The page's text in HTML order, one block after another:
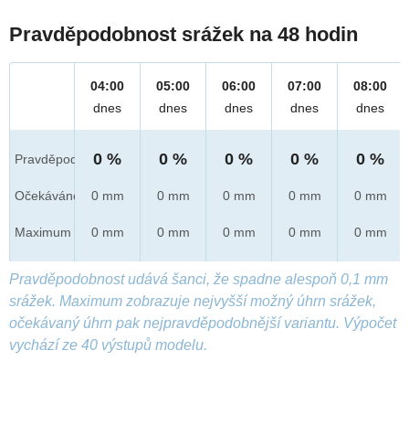
Pravděpodobnost srážek na 48 hodin
Pravděpod.
Očekáváno
Maximum
04:00
dnes
0 %
0 mm
0 mm
05:00
dnes
0 %
0 mm
0 mm
06:00
dnes
0 %
0 mm
0 mm
07:00
dnes
0 %
0 mm
0 mm
08:00
dnes
0 %
0 mm
0 mm
Pravděpodobnost udává šanci, že spadne alespoň 0,1 mm
srážek. Maximum zobrazuje nejvyšší možný úhrn srážek,
očekávaný úhrn pak nejpravděpodobnější variantu. Výpočet
vychází ze 40 výstupů modelu.